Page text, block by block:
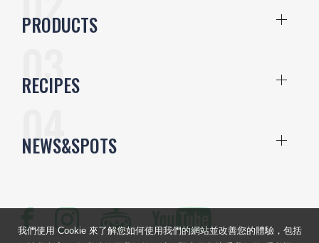
PRODUCTS
RECIPES
NEWS&SPOTS
我們使用 Cookie 來了解您如何使用我們的網站並改善您的體驗，包括